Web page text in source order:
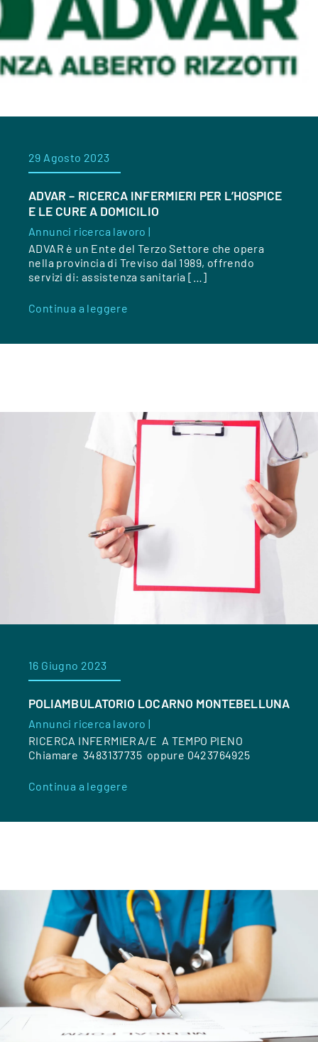
29 Agosto 2023
ADVAR – RICERCA INFERMIERI PER L’HOSPICE
E LE CURE A DOMICILIO
Annunci ricerca lavoro |
ADVAR è un Ente del Terzo Settore che opera
nella provincia di Treviso dal 1989, offrendo
servizi di: assistenza sanitaria […]
Continua a leggere
16 Giugno 2023
POLIAMBULATORIO LOCARNO MONTEBELLUNA
Annunci ricerca lavoro |
RICERCA INFERMIERA/E A TEMPO PIENO
Chiamare 3483137735 oppure 0423764925
Continua a leggere